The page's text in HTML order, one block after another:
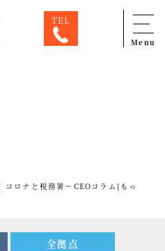
TEL
Menu
コロナと税務署～CEOコラム[もっ
全拠点